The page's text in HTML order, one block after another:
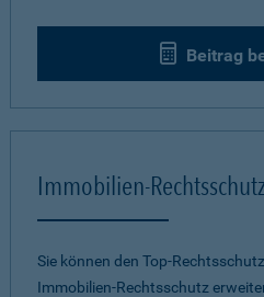
Beitrag
Immobilien-Rechtsschutz
Sie können den Top-
Immobilien-Rechtsschutz